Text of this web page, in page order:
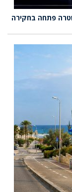
פתחה בחקירה